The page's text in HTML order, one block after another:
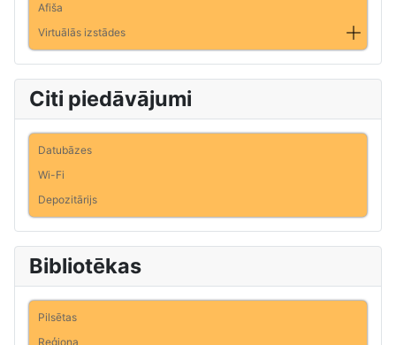
Afiša
Virtuālās izstādes
Citi piedāvājumi
Datubāzes
Wi-Fi
Depozitārijs
Bibliotēkas
Pilsētas
Reģiona